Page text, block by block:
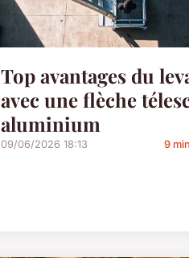
Top avantages du
avec une flèche
aluminium
09/06/2026 18:13 9